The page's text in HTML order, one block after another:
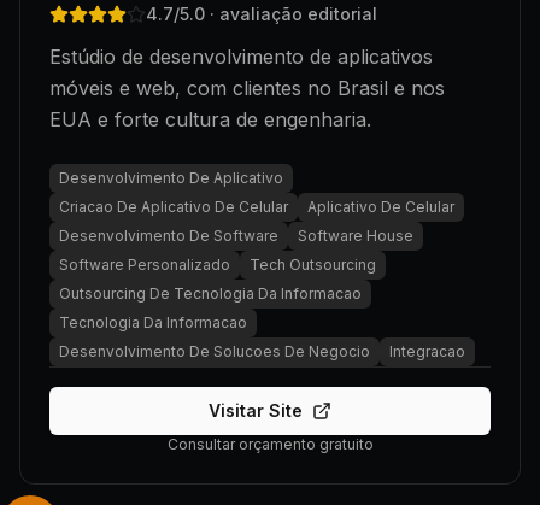
4.7/5.0 · avaliação editorial
Estúdio de desenvolvimento de aplicativos
móveis e web, com clientes no Brasil e nos
EUA e forte cultura de engenharia.
Desenvolvimento De Aplicativo
Criacao De Aplicativo De Celular
Aplicativo De Celular
Desenvolvimento De Software
Software House
Software Personalizado
Tech Outsourcing
Outsourcing De Tecnologia Da Informacao
Tecnologia Da Informacao
Desenvolvimento De Solucoes De Negocio
Integracao
Visitar Site
Consultar orçamento gratuito